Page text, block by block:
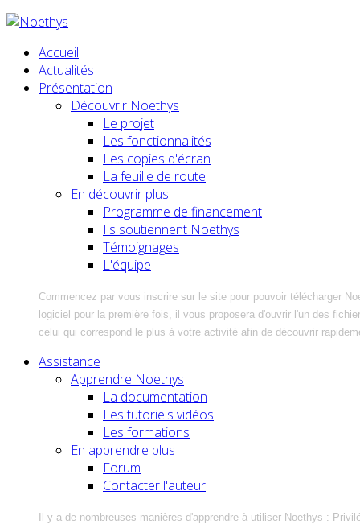
Accueil
Actualités
Présentation
Découvrir Noethys
Le projet
Les fonctionnalités
Les copies d'écran
La feuille de route
En découvrir plus
Programme de financement
Ils soutiennent Noethys
Témoignages
L'équipe
Commencez par vous inscrire sur le site pour pouvoir télécharger
logiciel pour la première fois, il vous proposera d'ouvrir l'un des
celui qui correspond le plus à votre activité afin de découvrir
Assistance
Apprendre Noethys
La documentation
Les tutoriels vidéos
Les formations
En apprendre plus
Forum
Contacter l'auteur
Il y a de nombreuses manières d'apprendre à utiliser Noethys :